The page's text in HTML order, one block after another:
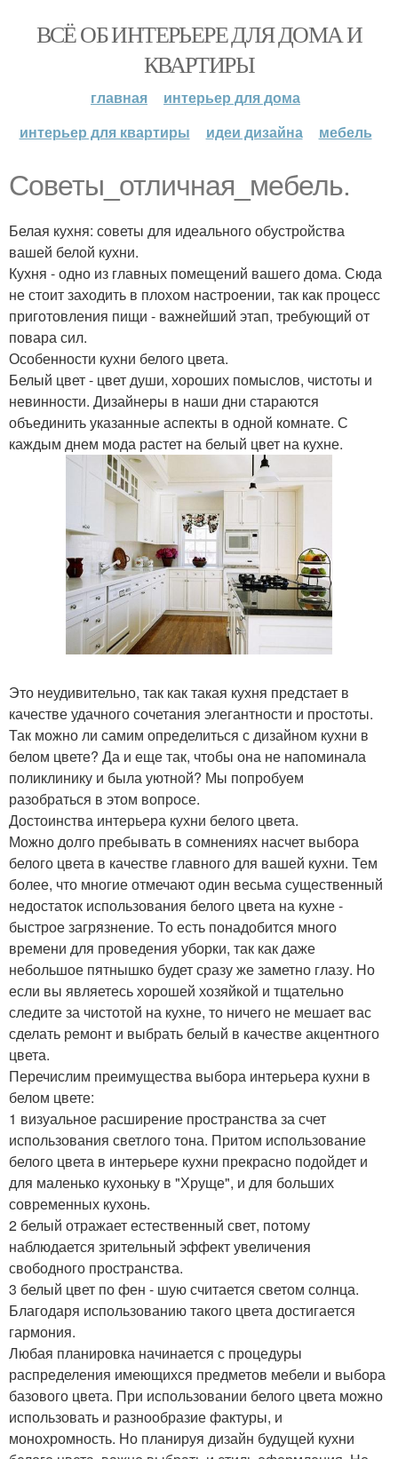
ВСЁ ОБ ИНТЕРЬЕРЕ ДЛЯ ДОМА И
КВАРТИРЫ
главная
интерьер для дома
интерьер для квартиры
идеи дизайна мебель
Советы_отличная_мебель.
Белая кухня: советы для идеального обустройства
вашей белой кухни.
Кухня - одно из главных помещений вашего дома. Сюда
не стоит заходить в плохом настроении, так как процесс
приготовления пищи - важнейший этап, требующий от
повара сил.
Особенности кухни белого цвета.
Белый цвет - цвет души, хороших помыслов, чистоты и
невинности. Дизайнеры в наши дни стараются
объединить указанные аспекты в одной комнате. С
каждым днем мода растет на белый цвет на кухне.
Это неудивительно, так как такая кухня предстает в
качестве удачного сочетания элегантности и простоты.
Так можно ли самим определиться с дизайном кухни в
белом цвете? Да и еще так, чтобы она не напоминала
поликлинику и была уютной? Мы попробуем
разобраться в этом вопросе.
Достоинства интерьера кухни белого цвета.
Можно долго пребывать в сомнениях насчет выбора
белого цвета в качестве главного для вашей кухни. Тем
более, что многие отмечают один весьма существенный
недостаток использования белого цвета на кухне -
быстрое загрязнение. То есть понадобится много
времени для проведения уборки, так как даже
небольшое пятнышко будет сразу же заметно глазу. Но
если вы являетесь хорошей хозяйкой и тщательно
следите за чистотой на кухне, то ничего не мешает вас
сделать ремонт и выбрать белый в качестве акцентного
цвета.
Перечислим преимущества выбора интерьера кухни в
белом цвете:
1 визуальное расширение пространства за счет
использования светлого тона. Притом использование
белого цвета в интерьере кухни прекрасно подойдет и
для маленько кухоньку в "Хруще", и для больших
современных кухонь.
2 белый отражает естественный свет, потому
наблюдается зрительный эффект увеличения
свободного пространства.
3 белый цвет по фен - шую считается светом солнца.
Благодаря использованию такого цвета достигается
гармония.
Любая планировка начинается с процедуры
распределения имеющихся предметов мебели и выбора
базового цвета. При использовании белого цвета можно
использовать и разнообразие фактуры, и
монохромность. Но планируя дизайн будущей кухни